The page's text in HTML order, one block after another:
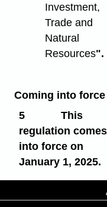
Investment,
Trade and
Natural
Resources".
Coming into force
5
This
regulation comes
into force on
January 1, 2025.